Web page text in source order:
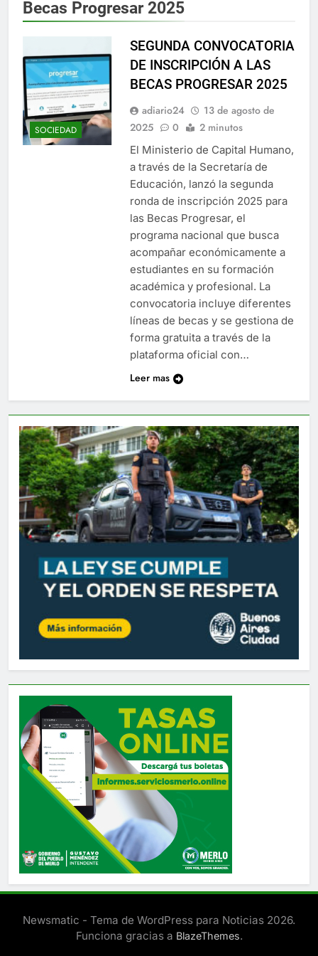
Becas Progresar 2025
SOCIEDAD
SEGUNDA CONVOCATORIA
DE INSCRIPCIÓN A LAS
BECAS PROGRESAR 2025
adiario24
13 de agosto de
2025
0 2 minutos
El Ministerio de Capital Humano,
a través de la Secretaría de
Educación, lanzó la segunda
ronda de inscripción 2025 para
las Becas Progresar, el
programa nacional que busca
acompañar económicamente a
estudiantes en su formación
académica y profesional. La
convocatoria incluye diferentes
líneas de becas y se gestiona de
forma gratuita a través de la
plataforma oficial con…
Leer mas
Newsmatic - Tema de WordPress para Noticias 2026.
Funciona gracias a BlazeThemes.